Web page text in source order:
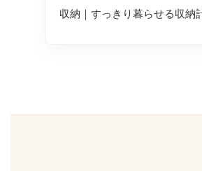
収納｜すっきり暮らせる収納